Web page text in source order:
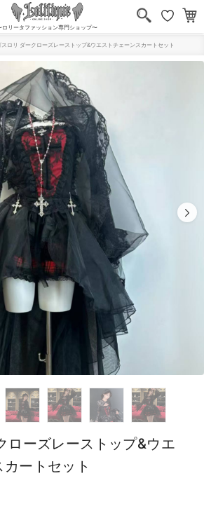
ロリータファッション専門ショップ〜
スロリ ダークローズレーストップ&ウエストチェーンスカートセット
ローズレーストップ&ウエ
ートセット